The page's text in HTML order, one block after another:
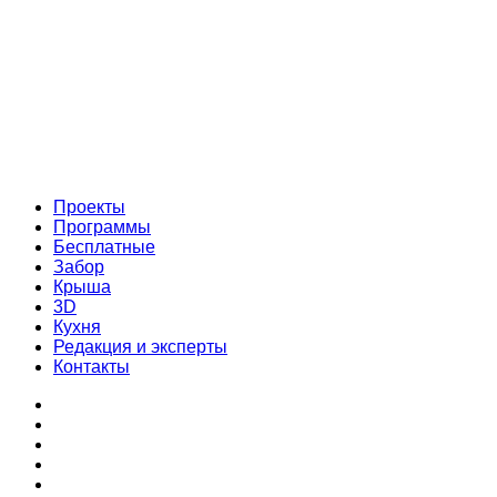
Проекты
Программы
Бесплатные
Забор
Крыша
3D
Кухня
Редакция и эксперты
Контакты